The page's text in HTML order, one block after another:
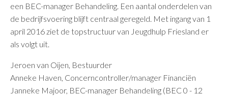
een BEC-manager Behandeling. Een aantal onderdelen van
de bedrijfsvoering blijft centraal geregeld. Met ingang van 1
april 2016 ziet de topstructuur van Jeugdhulp Friesland er
als volgt uit.
Jeroen van Oijen, Bestuurder
Anneke Haven, Concerncontroller/manager Financiën
Janneke Majoor, BEC-manager Behandeling (BEC 0 - 12